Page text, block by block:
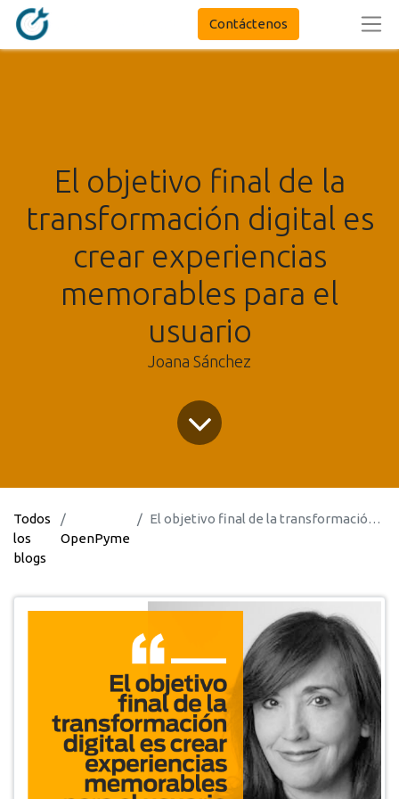
Contáctenos
El objetivo final de la
transformación digital es
crear experiencias
memorables para el
usuario
Joana Sánchez
Todos
los
blogs
OpenPyme
El objetivo final de la transformación digital es crear experiencias memorables para el usuario